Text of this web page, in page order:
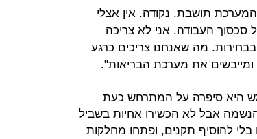
תושבת. נקודה. אין אצלי
סכסוך העבודה. אני לא צריכה
מה שאנחנו צריכים כרגע
את מערכת הבריאות".
היא סיפרה על המתרחש כעת
אבל לא הכשירו אחיות בשביל
להוסיף תקנים, ופתחו מחלקות